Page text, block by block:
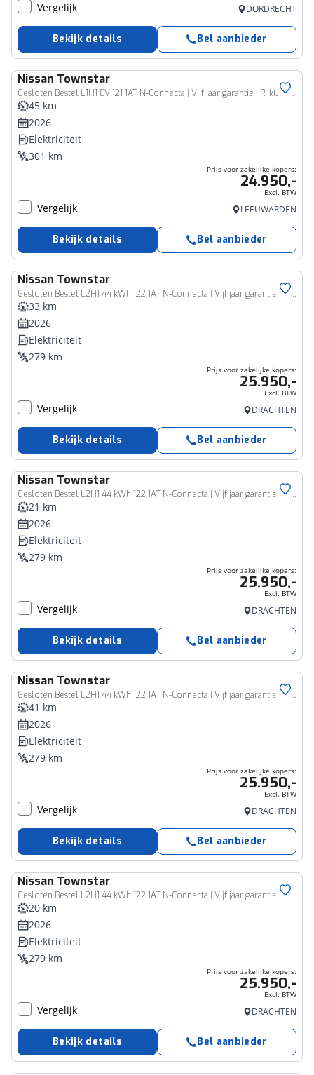
Vergelijk DORDRECHT
Bekijk details Bel aanbieder
Nissan Townstar
Gesloten Bestel L1H1 EV 121 1AT N-Connecta | Vijf jaar garantie | Rijklaarprijs |
Bedrijfswagen
45 km
2026
Elektriciteit
301 km
Prijs voor zakelijke kopers:
24.950,-
Excl. BTW
Vergelijk LEEUWARDEN
Bekijk details Bel aanbieder
Nissan Townstar
Gesloten Bestel L2H1 44 kWh 122 1AT N-Connecta | Vijf jaar garantie | Rijklaarprijs |
Bedrijfswagen
33 km
2026
Elektriciteit
279 km
Prijs voor zakelijke kopers:
25.950,-
Excl. BTW
Vergelijk DRACHTEN
Bekijk details Bel aanbieder
Nissan Townstar
Gesloten Bestel L2H1 44 kWh 122 1AT N-Connecta | Vijf jaar garantie | Rijklaarprijs |
Bedrijfswagen
21 km
2026
Elektriciteit
279 km
Prijs voor zakelijke kopers:
25.950,-
Excl. BTW
Vergelijk DRACHTEN
Bekijk details Bel aanbieder
Nissan Townstar
Gesloten Bestel L2H1 44 kWh 122 1AT N-Connecta | Vijf jaar garantie | Rijklaarprijs |
Bedrijfswagen
41 km
2026
Elektriciteit
279 km
Prijs voor zakelijke kopers:
25.950,-
Excl. BTW
Vergelijk DRACHTEN
Bekijk details Bel aanbieder
Nissan Townstar
Gesloten Bestel L2H1 44 kWh 122 1AT N-Connecta | Vijf jaar garantie | Rijklaarprijs |
Bedrijfswagen
20 km
2026
Elektriciteit
279 km
Prijs voor zakelijke kopers:
25.950,-
Excl. BTW
Vergelijk DRACHTEN
Bekijk details Bel aanbieder